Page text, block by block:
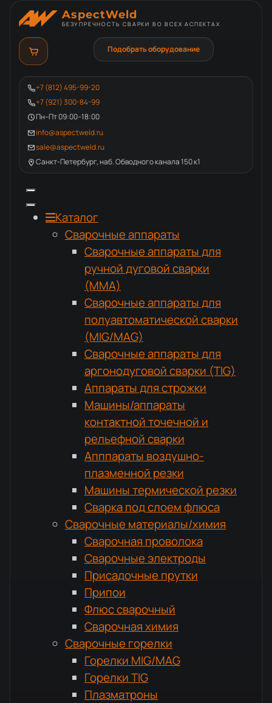
AspectWeld
БЕЗУПРЕЧНОСТЬ СВАРКИ ВО ВСЕХ АСПЕКТАХ
+7 (812) 495-99-20
+7 (921) 300-84-99
Пн–Пт 09:00–18:00
info@aspectweld.ru
sale@aspectweld.ru
Санкт-Петербург, наб. Обводного канала 150 к1
Подобрать оборудование
Каталог
Сварочные аппараты
Сварочные аппараты для
ручной дуговой сварки
(MMA)
Сварочные аппараты для
полуавтоматической сварки
(MIG/MAG)
Сварочные аппараты для
аргонодуговой сварки (TIG)
Аппараты для строжки
Машины/аппараты
контактной точечной и
рельефной сварки
Апппараты воздушно-
плазменной резки
Машины термической резки
Сварка под слоем флюса
Сварочные материалы/химия
Сварочная проволока
Сварочные электроды
Присадочные прутки
Припои
Флюс сварочный
Сварочная химия
Сварочные горелки
Горелки MIG/MAG
Горелки TIG
Плазматроны